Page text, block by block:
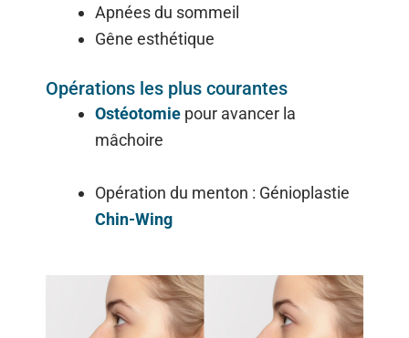
Apnées du sommeil
Gêne esthétique
Opérations les plus courantes
Ostéotomie pour avancer la
mâchoire
Opération du menton : Génioplastie
Chin-Wing